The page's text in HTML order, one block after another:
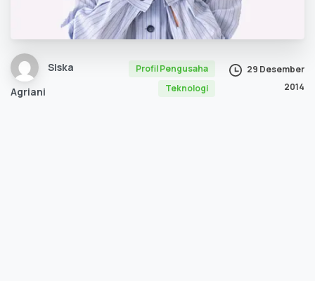
Siska
Agriani
Profil Pengusaha
Teknologi
29 Desember
2014